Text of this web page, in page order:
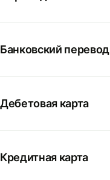
Банковский перевод
Дебетовая карта
Кредитная карта